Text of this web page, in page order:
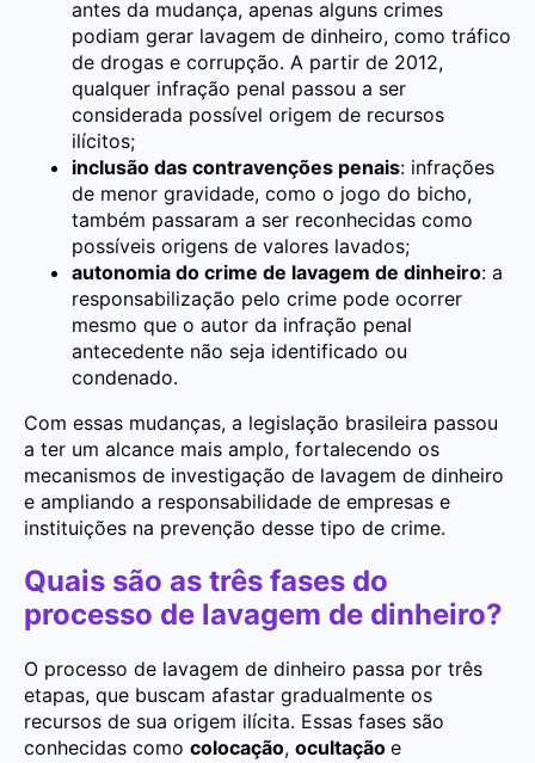
antes da mudança, apenas alguns crimes
podiam gerar lavagem de dinheiro, como tráfico
de drogas e corrupção. A partir de 2012,
qualquer infração penal passou a ser
considerada possível origem de recursos
ilícitos;
inclusão das contravenções penais: infrações
de menor gravidade, como o jogo do bicho,
também passaram a ser reconhecidas como
possíveis origens de valores lavados;
autonomia do crime de lavagem de dinheiro: a
responsabilização pelo crime pode ocorrer
mesmo que o autor da infração penal
antecedente não seja identificado ou
condenado.
Com essas mudanças, a legislação brasileira passou
a ter um alcance mais amplo, fortalecendo os
mecanismos de investigação de lavagem de dinheiro
e ampliando a responsabilidade de empresas e
instituições na prevenção desse tipo de crime.
Quais são as três fases do
processo de lavagem de dinheiro?
O processo de lavagem de dinheiro passa por três
etapas, que buscam afastar gradualmente os
recursos de sua origem ilícita. Essas fases são
conhecidas como colocação, ocultação e